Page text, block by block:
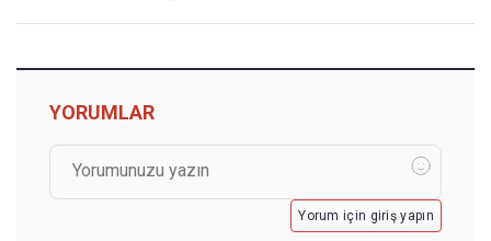
YORUMLAR
Yorum için giriş yapın